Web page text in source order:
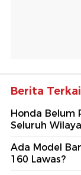
Berita
Honda Belum
Seluruh
Ada Model
160 Lawas?